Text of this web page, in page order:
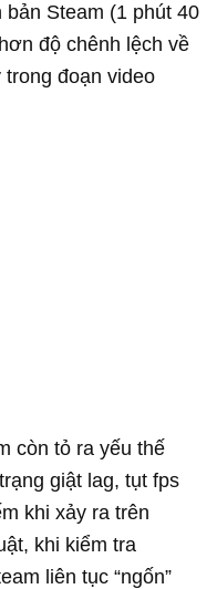
Steam (1 phút 40
độ chênh lệch về
đoạn video
còn tỏ ra yếu thế
giật lag, tụt fps
khi xảy ra trên
khi kiểm tra
liên tục “ngốn”